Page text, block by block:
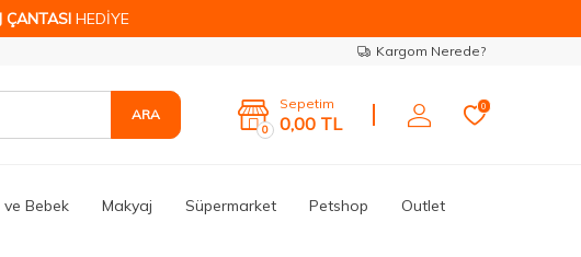
ÇANTASI HEDİYE
Kargom Nerede?
ARA
0
Sepetim
0,00 TL
0
ve Bebek Makyaj Süpermarket Petshop Outlet